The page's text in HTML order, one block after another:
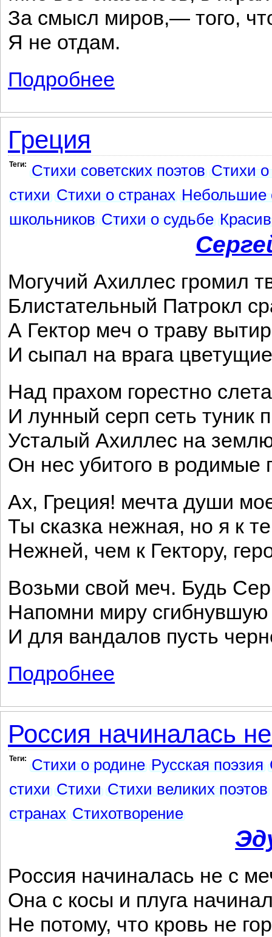
За смысл миров,— того,
Я не отдам.
Подробнее
Греция
Теги: Стихи советских поэтов Стихи
стихи Стихи о странах Небольшие
школьников Стихи о судьбе
Могучий Ахиллес громил
Блистательный Патрокл
А Гектор меч о траву
И сыпал на врага
Над прахом горестно
И лунный серп сеть туник
Усталый Ахиллес на
Он нес убитого в родимые
Ах, Греция! мечта души
Ты сказка нежная, но я к
Нежней, чем к Гектору,
Возьми свой меч. Будь
Напомни миру
И для вандалов пусть
Подробнее
Россия начиналась
Теги: Стихи о родине Русская поэзия
стихи Стихи Стихи великих поэтов
странах Стихотворение
Россия начиналась не с
Она с косы и плуга
Не потому, что кровь не